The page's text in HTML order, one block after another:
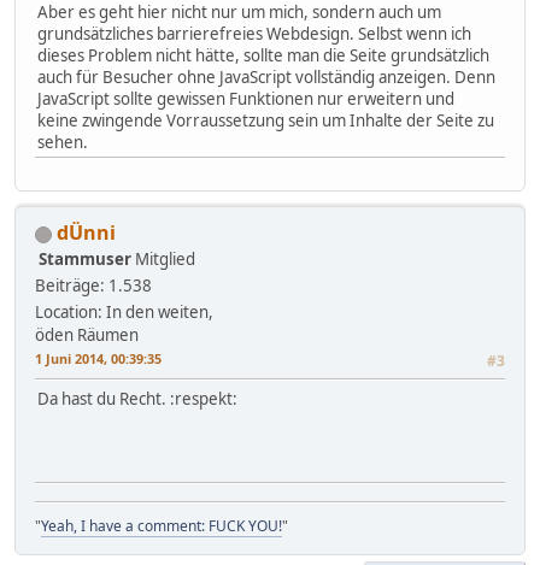
Aber es geht hier nicht nur um mich, sondern auch um
grundsätzliches barrierefreies Webdesign. Selbst wenn ich
dieses Problem nicht hätte, sollte man die Seite grundsätzlich
auch für Besucher ohne JavaScript vollständig anzeigen. Denn
JavaScript sollte gewissen Funktionen nur erweitern und
keine zwingende Vorraussetzung sein um Inhalte der Seite zu
sehen.
dÜnni
Stammuser Mitglied
Beiträge: 1.538
Location: In den weiten,
öden Räumen
1 Juni 2014, 00:39:35 #3
Da hast du Recht. :respekt:
"Yeah, I have a comment: FUCK YOU!"